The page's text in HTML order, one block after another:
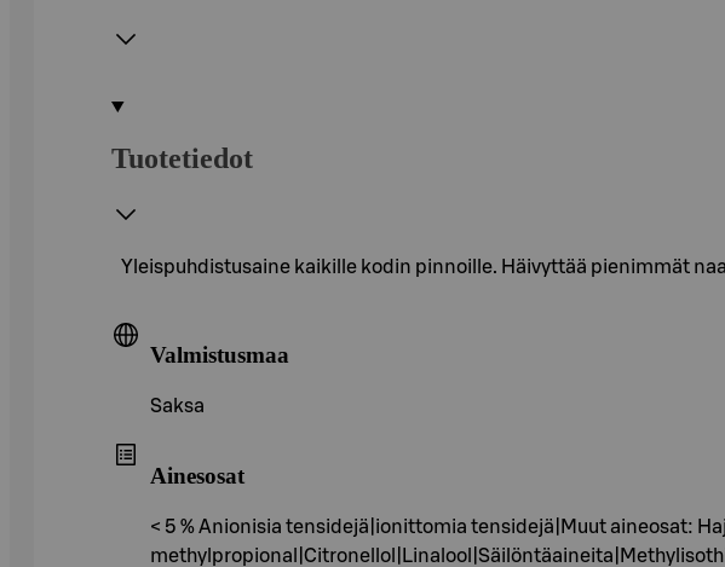
Tuotetiedot
Yleispuhdistusaine kaikille kodin pinnoille. Häivyttää pienimmät
Valmistusmaa
Saksa
Ainesosat
< 5 % Anionisia tensidejä|ionittomia tensidejä|Muut aineosat: